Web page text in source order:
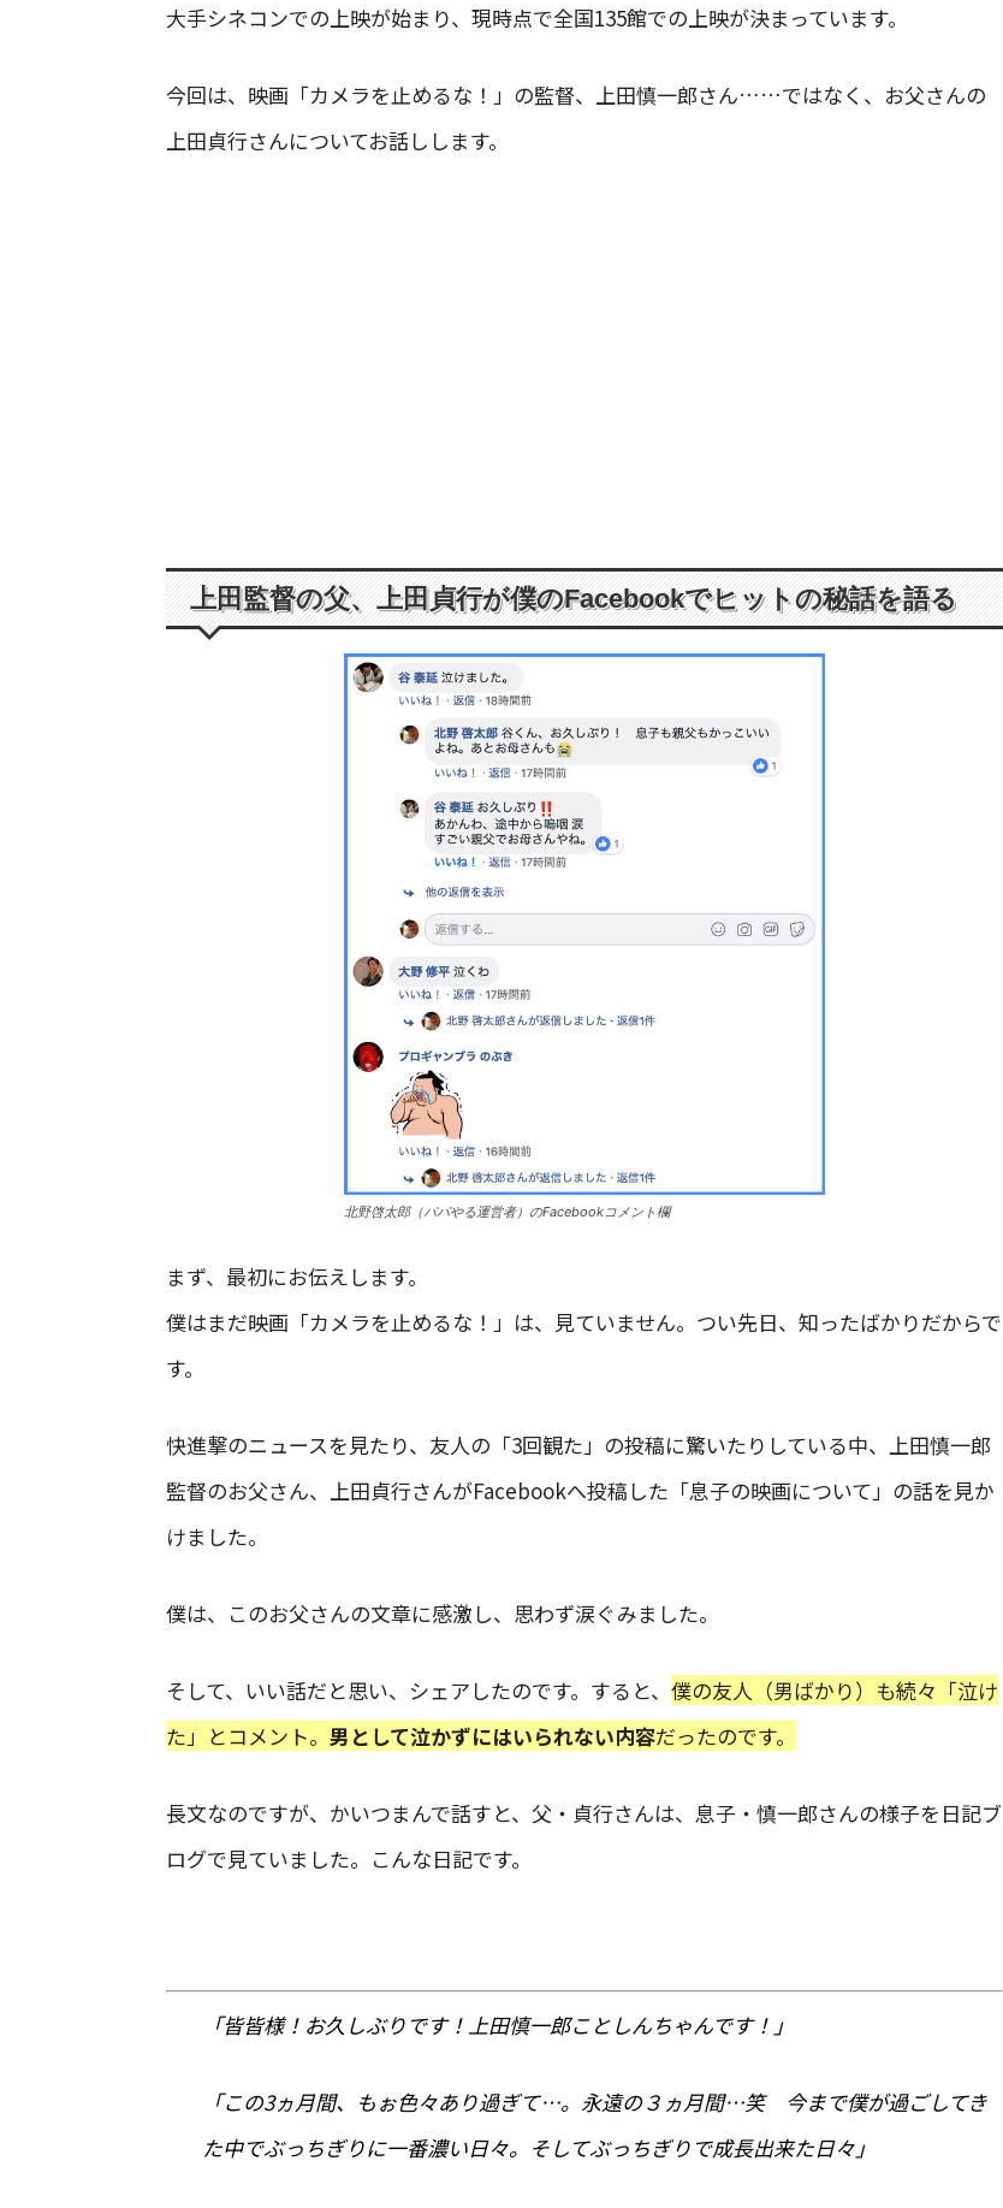
大手シネコンでの上映が始まり、現時点で全国135館での上映が決まっています。
今回は、映画「カメラを止めるな！」の監督、上田慎一郎さん……ではなく、お父さんの
上田貞行さんについてお話しします。
上田監督の父、上田貞行が僕のFacebookでヒットの秘話を語る
北野啓太郎（パパやる運営者）のFacebookコメント欄
まず、最初にお伝えします。
僕はまだ映画「カメラを止めるな！」は、見ていません。つい先日、知ったばかりだからで
す。
快進撃のニュースを見たり、友人の「3回観た」の投稿に驚いたりしている中、上田慎一郎
監督のお父さん、上田貞行さんがFacebookへ投稿した「息子の映画について」の話を見か
けました。
僕は、このお父さんの文章に感激し、思わず涙ぐみました。
そして、いい話だと思い、シェアしたのです。すると、 僕の友人（男ばかり）も続々「泣け
た」とコメント。 男として泣かずにはいられない内容だったのです。
長文なのですが、かいつまんで話すと、父・貞行さんは、息子・慎一郎さんの様子を日記ブ
ログで見ていました。こんな日記です。
「皆皆様！お久しぶりです！上田慎一郎ことしんちゃんです！」
「この3ヵ月間、もぉ色々あり過ぎて…。永遠の３ヵ月間…笑 今まで僕が過ごしてき
た中でぶっちぎりに一番濃い日々。そしてぶっちぎりで成長出来た日々」